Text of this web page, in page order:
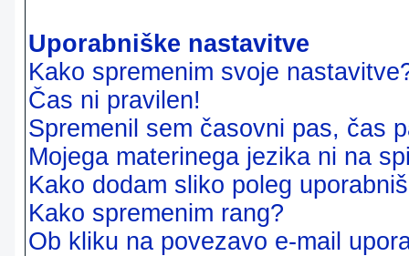
Uporabniške nastavitve
Kako spremenim svoje
Čas ni pravilen!
Spremenil sem časovni pas, čas
Mojega materinega jezika ni na
Kako dodam sliko poleg
Kako spremenim rang?
Ob kliku na povezavo e-mail